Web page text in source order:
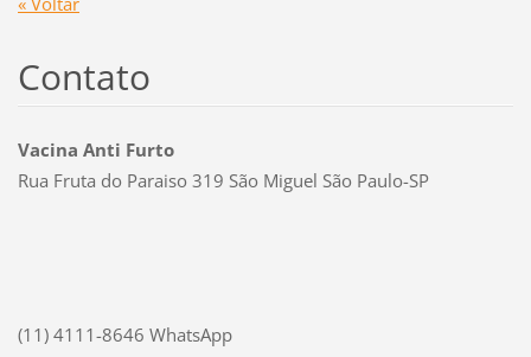
Contato
Vacina Anti Furto
Rua Fruta do Paraiso 319 São Miguel São Paulo-SP
(11) 4111-8646 WhatsApp